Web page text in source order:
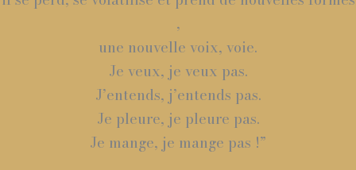
,
une nouvelle voix, voie.
Je veux, je veux pas.
J’entends, j’entends pas.
Je pleure, je pleure pas.
Je mange, je mange pas !”